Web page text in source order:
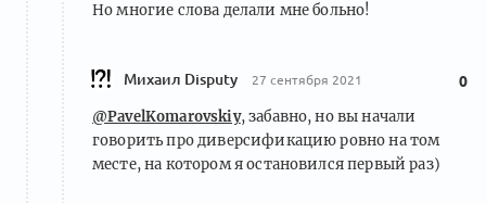
Но многие слова делали мне больно!
Михаил Disputy 27 сентября 2021 0
@PavelKomarovskiy, забавно, но вы начали
говорить про диверсификацию ровно на том
месте, на котором я остановился первый раз)